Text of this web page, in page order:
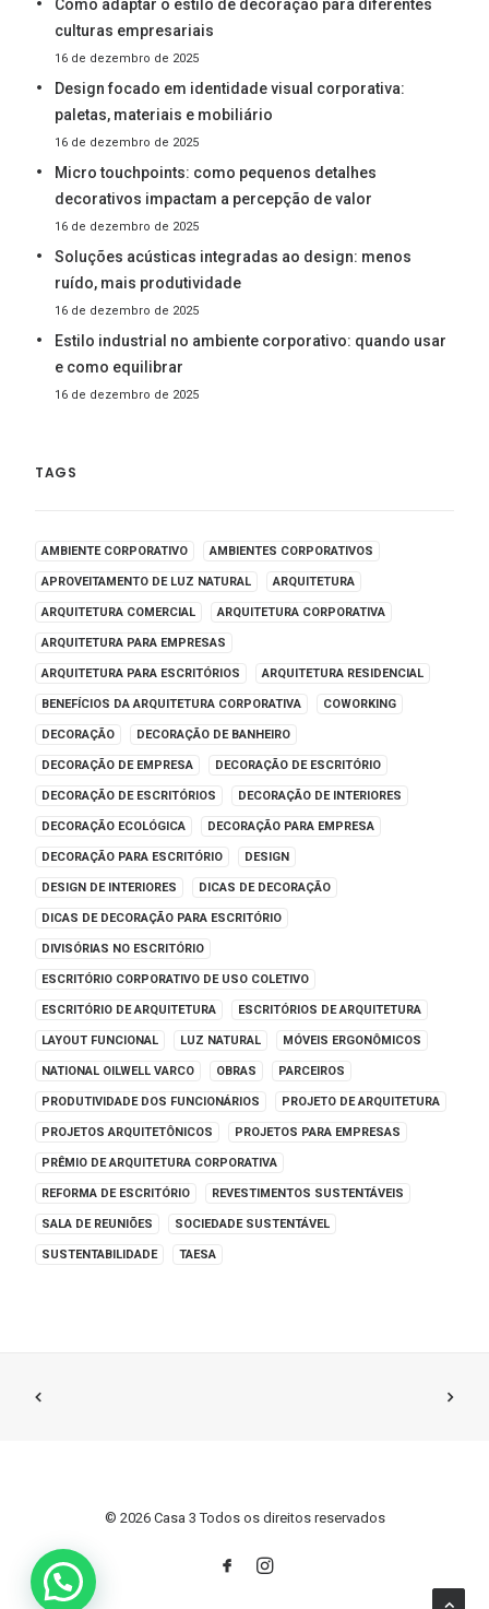
Como adaptar o estilo de decoração para diferentes
culturas empresariais
16 de dezembro de 2025
Design focado em identidade visual corporativa:
paletas, materiais e mobiliário
16 de dezembro de 2025
Micro touchpoints: como pequenos detalhes
decorativos impactam a percepção de valor
16 de dezembro de 2025
Soluções acústicas integradas ao design: menos
ruído, mais produtividade
16 de dezembro de 2025
Estilo industrial no ambiente corporativo: quando usar
e como equilibrar
16 de dezembro de 2025
TAGS
AMBIENTE CORPORATIVO AMBIENTES CORPORATIVOS
APROVEITAMENTO DE LUZ NATURAL ARQUITETURA
ARQUITETURA COMERCIAL ARQUITETURA CORPORATIVA
ARQUITETURA PARA EMPRESAS
ARQUITETURA PARA ESCRITÓRIOS ARQUITETURA RESIDENCIAL
BENEFÍCIOS DA ARQUITETURA CORPORATIVA COWORKING
DECORAÇÃO DECORAÇÃO DE BANHEIRO
DECORAÇÃO DE EMPRESA DECORAÇÃO DE ESCRITÓRIO
DECORAÇÃO DE ESCRITÓRIOS DECORAÇÃO DE INTERIORES
DECORAÇÃO ECOLÓGICA DECORAÇÃO PARA EMPRESA
DECORAÇÃO PARA ESCRITÓRIO DESIGN
DESIGN DE INTERIORES DICAS DE DECORAÇÃO
DICAS DE DECORAÇÃO PARA ESCRITÓRIO
DIVISÓRIAS NO ESCRITÓRIO
ESCRITÓRIO CORPORATIVO DE USO COLETIVO
ESCRITÓRIO DE ARQUITETURA ESCRITÓRIOS DE ARQUITETURA
LAYOUT FUNCIONAL LUZ NATURAL MÓVEIS ERGONÔMICOS
NATIONAL OILWELL VARCO OBRAS PARCEIROS
PRODUTIVIDADE DOS FUNCIONÁRIOS PROJETO DE ARQUITETURA
PROJETOS ARQUITETÔNICOS PROJETOS PARA EMPRESAS
PRÊMIO DE ARQUITETURA CORPORATIVA
REFORMA DE ESCRITÓRIO REVESTIMENTOS SUSTENTÁVEIS
SALA DE REUNIÕES SOCIEDADE SUSTENTÁVEL
SUSTENTABILIDADE TAESA
© 2026 Casa 3 Todos os direitos reservados